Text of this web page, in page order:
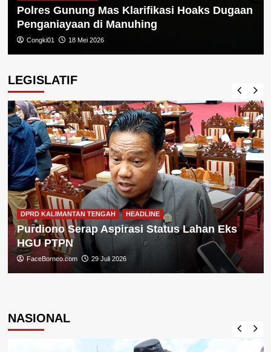
Polres Gunung Mas Klarifikasi Hoaks Dugaan
Penganiayaan di Manuhing
Congki01 18 Mei 2026
LEGISLATIF
DPRD KALIMANTAN TENGAH HEADLINE
Purdiono Serap Aspirasi Status Lahan Eks
HGU PTPN
FaceBorneo.com 29 Juli 2026
NASIONAL